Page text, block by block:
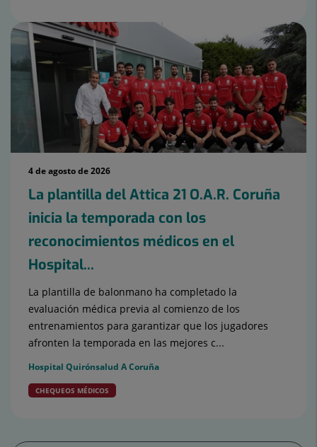
4 de agosto de 2026
La plantilla del Attica 21 O.A.R. Coruña
inicia la temporada con los
reconocimientos médicos en el
Hospital...
La plantilla de balonmano ha completado la
evaluación médica previa al comienzo de los
entrenamientos para garantizar que los jugadores
afronten la temporada en las mejores c...
Hospital Quirónsalud A Coruña
CHEQUEOS MÉDICOS